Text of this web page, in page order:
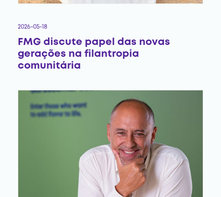
2026-05-18
FMG discute papel das novas
gerações na filantropia
comunitária